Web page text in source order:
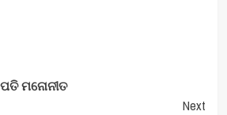
ମନୋନୀତ
Next